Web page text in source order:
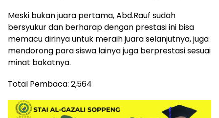
Meski bukan juara pertama, Abd.Rauf sudah
bersyukur dan berharap dengan prestasi ini bisa
memacu dirinya untuk meraih juara selanjutnya, juga
mendorong para siswa lainya juga berprestasi sesuai
minat bakatnya.
Total Pembaca: 2,564